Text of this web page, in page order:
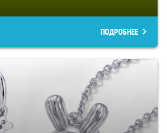
ПОДРОБНЕЕ